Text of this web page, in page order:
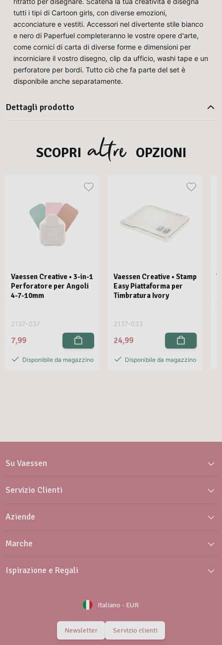
tutti i tipi di Cartoon girls, con diverse emozioni,
acconciature e vestiti. Accessori nel divertente stile bianco
e nero di Paperfuel completeranno le vostre opere d'arte,
come cornici di carta di diverse forme e dimensioni per
incorniciare il vostro disegno, clip da ufficio, washi tape e un
perforatore per bordi. Tutto ciò che fa parte del set è
disponibile anche separatamente.
Dettagli prodotto
SCOPRI altre OPZIONI
Vaessen Creative • 3-in-1
Perforatore per Angoli
4-7-10mm
2137-037
7,99
Disponibile da magazzino
Vaessen Creative • Stamp
Easy Piattaforma per
Timbratura Ivory
2137-033
24,99
Disponibile da magazzino
Su Vaessen
Servizio Clienti
Aziende
Marche
Ispirazione e Regali
Italiano - EUR
Newsletter Servizio clienti